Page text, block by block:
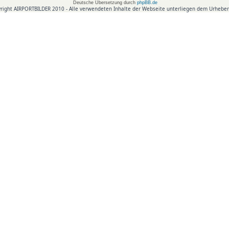
Deutsche Übersetzung durch phpBB.de
AIRPORTBILDER 2010 - Alle verwendeten Inhalte der Webseite unterliegen dem